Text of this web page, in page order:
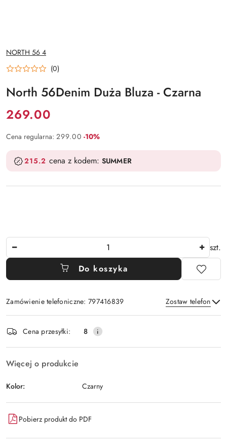
NAZWA
PRODUCENTA:
NORTH 56 4
(0)
North 56Denim Duża Bluza - Czarna
Cena:
269.00
Cena regularna: 299.00 Rabat:
-10%
215.2 cena z kodem: SUMMER
szt.
Do koszyka
Zamówienie telefoniczne: 797416839 Zostaw telefon
Wyślij
i
dostawa
Cena przesyłki: 8
Więcej o produkcie
Kolor: Czarny
Pobierz produkt do PDF